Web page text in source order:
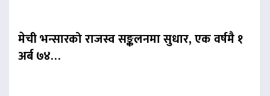
मेची भन्सारको राजस्व सङ्कलनमा सुधार, एक वर्षमै १
अर्ब ७४…